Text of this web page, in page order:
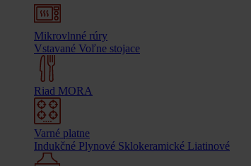
Mikrovlnné rúry
Vstavané Voľne stojace
Riad MORA
Varné platne
Indukčné Plynové Sklokeramické Liatinové